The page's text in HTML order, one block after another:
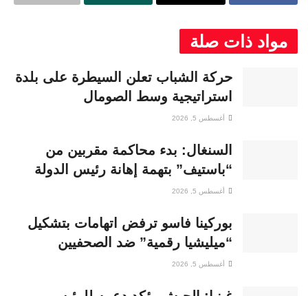
مواد ذات صلة
حركة الشباب تعلن السيطرة على بلدة
استراتيجية وسط الصومال
أغسطس 5, 2026
السنغال: بدء محاكمة مقربين من
“باستيف” بتهمة إهانة رئيس الدولة
أغسطس 5, 2026
بوركينا فاسو ترفض اتهامات بتشكيل
“ميليشيا رقمية” ضد الصحفيين
أغسطس 5, 2026